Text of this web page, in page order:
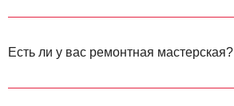
Есть ли у вас ремонтная мастерская?